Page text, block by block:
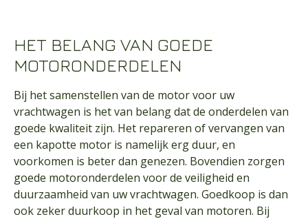
HET BELANG VAN GOEDE
MOTORONDERDELEN
Bij het samenstellen van de motor voor uw
vrachtwagen is het van belang dat de onderdelen van
goede kwaliteit zijn. Het repareren of vervangen van
een kapotte motor is namelijk erg duur, en
voorkomen is beter dan genezen. Bovendien zorgen
goede motoronderdelen voor de veiligheid en
duurzaamheid van uw vrachtwagen. Goedkoop is dan
ook zeker duurkoop in het geval van motoren. Bij